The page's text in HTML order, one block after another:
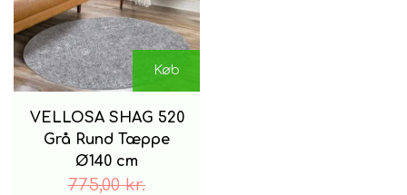
Køb
VELLOSA SHAG 520
Grå Rund Tæppe
Ø140 cm
775,00 kr.